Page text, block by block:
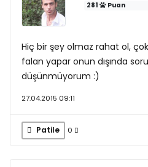
281 Puan
Hiç bir şey olmaz rahat ol,
falan yapar onun dışında
düşünmüyorum :)
27.04.2015 09:11
Patile 0